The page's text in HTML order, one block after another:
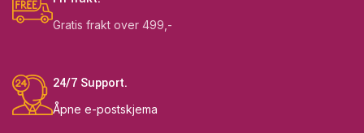
Gratis frakt over 499,-
24/7 Support.
Åpne e-postskjema